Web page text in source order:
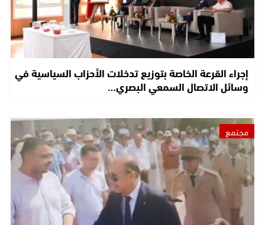
إجراء القرعة الخاصة بتوزيع تدخلات الأحزاب السياسية في
وسائل الاتصال السمعي البصري…
مجتمع